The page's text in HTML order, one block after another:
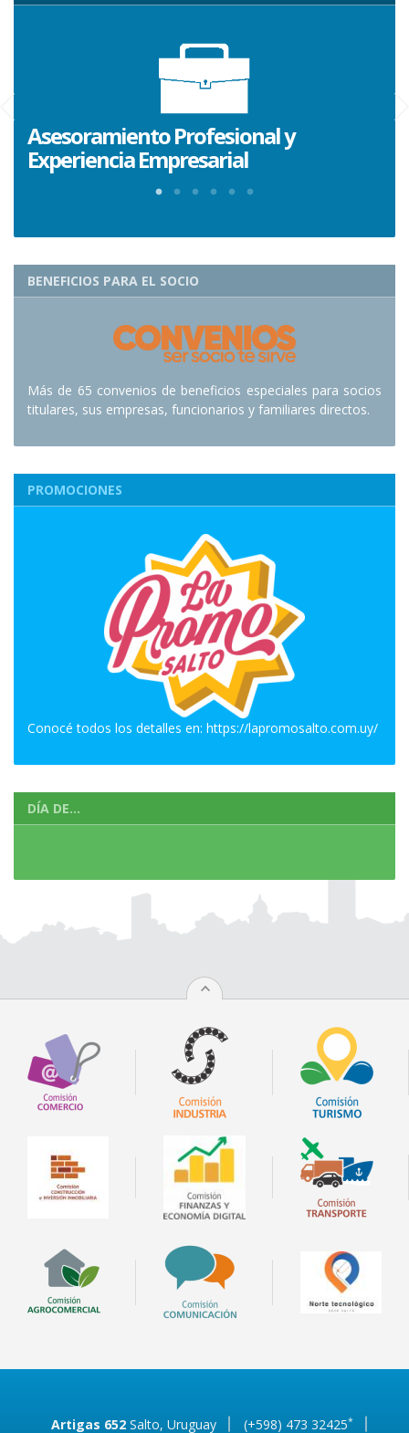
Asesoramiento Profesional y
Experiencia Empresarial
BENEFICIOS PARA EL SOCIO
Más de 65 convenios de beneficios especiales para socios
titulares, sus empresas, funcionarios y familiares directos.
PROMOCIONES
Conocé todos los detalles en: https://lapromosalto.com.uy/
DÍA DE...
Artigas 652 Salto, Uruguay (+598) 473 32425*